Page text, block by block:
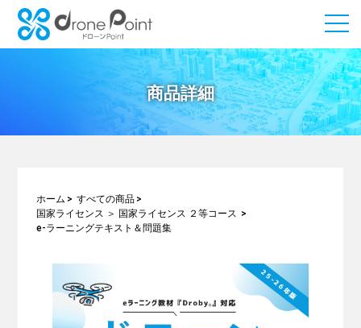
商品詳細
ホーム
すべての商品
国家ライセンス ＞ 国家ライセンス ２等コース
e-ラーニングテキスト＆問題集